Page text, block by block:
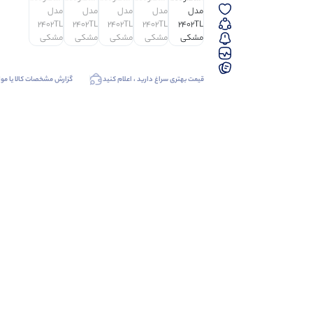
قیمت بهتری سراغ دارید ، اعلام کنید گزارش مشخصات کالا یا